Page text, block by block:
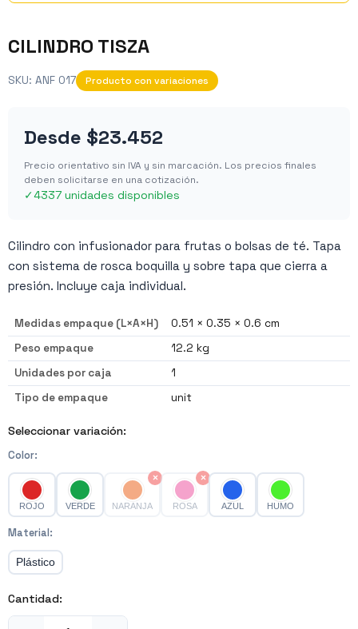
CILINDRO TISZA
SKU: ANF 017 Producto con variaciones
Desde $23.452
Precio orientativo sin IVA y sin marcación. Los precios finales
deben solicitarse en una cotización.
✓4337 unidades disponibles
Cilindro con infusionador para frutas o bolsas de té. Tapa
con sistema de rosca boquilla y sobre tapa que cierra a
presión. Incluye caja individual.
Medidas empaque (L×A×H)
0.51 × 0.35 × 0.6 cm
Peso empaque
12.2 kg
Unidades por caja
1
Tipo de empaque
unit
Seleccionar variación:
Color:
ROJO VERDE NARANJA
×
ROSA
×
AZUL HUMO
Material:
Plástico
Cantidad: